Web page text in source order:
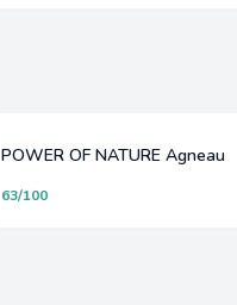
POWER OF NATURE Agneau
63/100